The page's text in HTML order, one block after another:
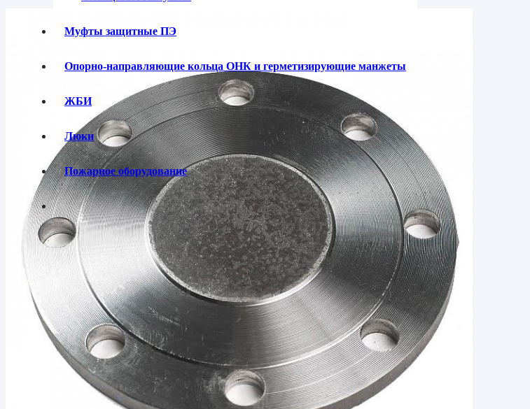
Муфты защитные ПЭ
Опорно-направляющие кольца ОНК и герметизирующие манжеты
ЖБИ
Люки
Пожарное оборудование